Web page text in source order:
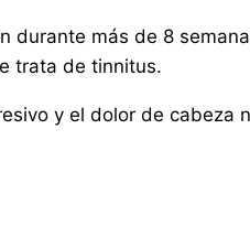
durante más de 8
trata de tinnitus.
y el dolor de